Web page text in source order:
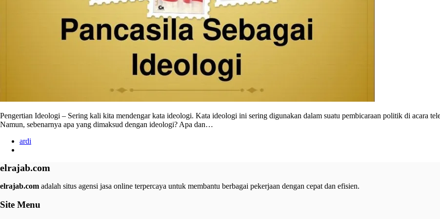
Pengertian Ideologi – Sering kali kita mendengar kata ideologi. Kata ideologi ini sering digunakan dalam suatu pembicaraan politik di acara
Namun, sebenarnya apa yang dimaksud dengan ideologi? Apa dan…
ardi
elrajab.com
elrajab.com adalah situs agensi jasa online terpercaya untuk membantu berbagai pekerjaan dengan cepat dan efisien.
Site Menu